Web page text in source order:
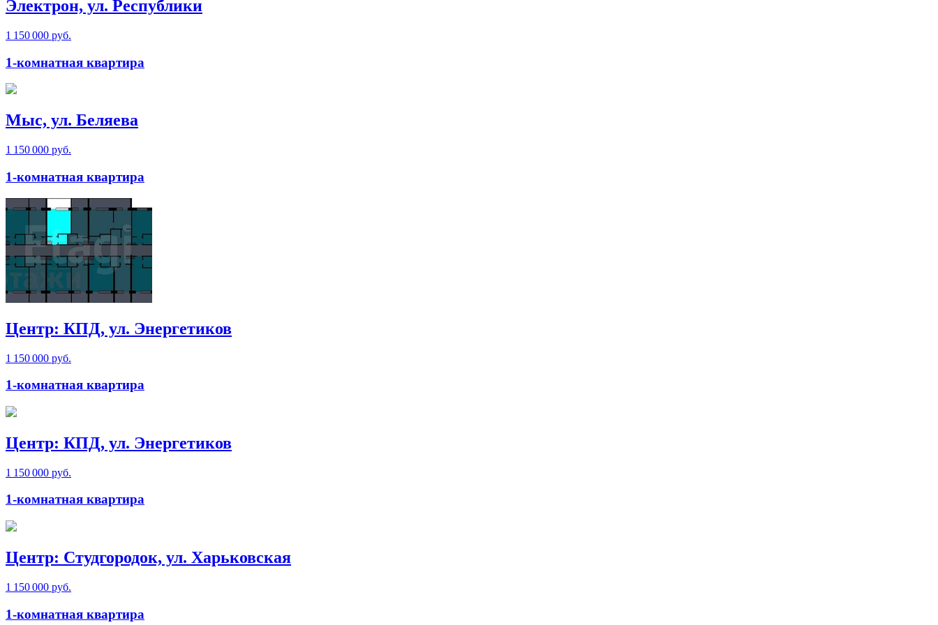
Электрон, ул. Республики
1 150 000 руб.
1-комнатная квартира
Мыс, ул. Беляева
1 150 000 руб.
1-комнатная квартира
Центр: КПД, ул. Энергетиков
1 150 000 руб.
1-комнатная квартира
Центр: КПД, ул. Энергетиков
1 150 000 руб.
1-комнатная квартира
Центр: Студгородок, ул. Харьковская
1 150 000 руб.
1-комнатная квартира